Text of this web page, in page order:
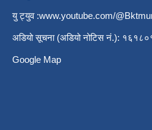
यु ट्युव :www.youtube.com/
अडियो सूचना (अडियो नोटिस नं.):
Google Map